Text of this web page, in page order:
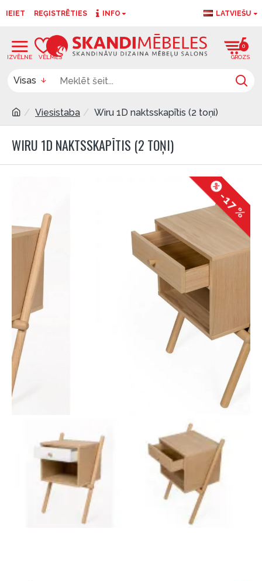
IEIET REĢISTRĒTIES INFO LATVIEŠU
0
Visas
Viesistaba Wiru 1D naktsskapītis (2 toņi)
WIRU 1D NAKTSSKAPĪTIS (2 TOŅI)
-17 %